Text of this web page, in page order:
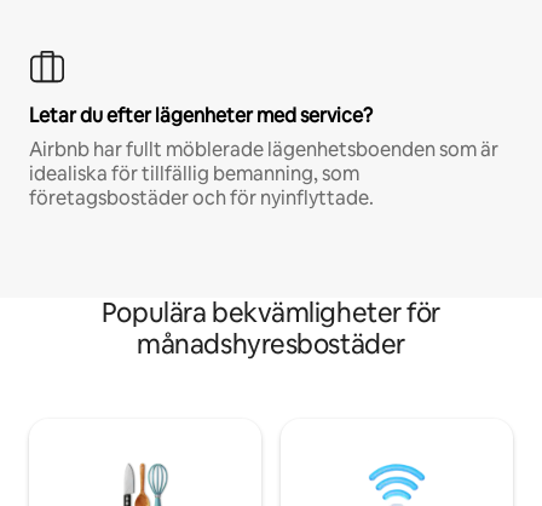
Letar du efter lägenheter med service?
Airbnb har fullt möblerade lägenhetsboenden som är
idealiska för tillfällig bemanning, som
företagsbostäder och för nyinflyttade.
Populära bekvämligheter för
månadshyresbostäder